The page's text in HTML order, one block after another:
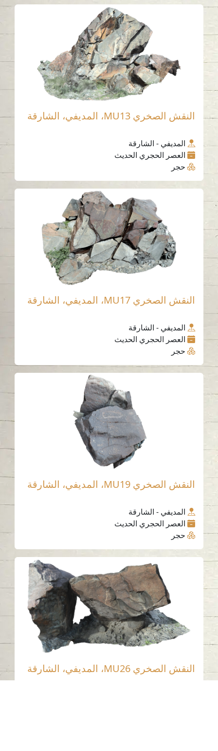
النقش الصخري MU13، المديفي، الشارقة
المديفي - الشارقة
العصر الحجري الحديث
حجر
النقش الصخري MU17، المديفي، الشارقة
المديفي - الشارقة
العصر الحجري الحديث
حجر
النقش الصخري MU19، المديفي، الشارقة
المديفي - الشارقة
العصر الحجري الحديث
حجر
النقش الصخري MU26، المديفي، الشارقة